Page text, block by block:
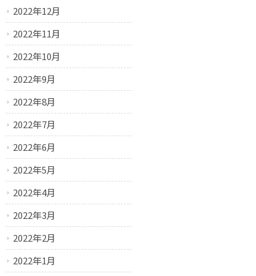
2022年12月
2022年11月
2022年10月
2022年9月
2022年8月
2022年7月
2022年6月
2022年5月
2022年4月
2022年3月
2022年2月
2022年1月